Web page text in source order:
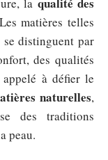
matières telles
distinguent par
des qualités
à défier le
naturelles,
des traditions
peau.